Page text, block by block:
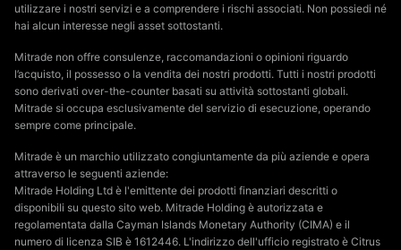
utilizzare i nostri servizi e a comprendere i rischi associati. Non possiedi né
hai alcun interesse negli asset sottostanti.
Mitrade non offre consulenze, raccomandazioni o opinioni riguardo
l’acquisto, il possesso o la vendita dei nostri prodotti. Tutti i nostri prodotti
sono derivati over-the-counter basati su attività sottostanti globali.
Mitrade si occupa esclusivamente del servizio di esecuzione, operando
sempre come principale.
Mitrade è un marchio utilizzato congiuntamente da più aziende e opera
attraverso le seguenti aziende:
Mitrade Holding Ltd è l'emittente dei prodotti finanziari descritti o
disponibili su questo sito web. Mitrade Holding è autorizzata e
regolamentata dalla Cayman Islands Monetary Authority (CIMA) e il
numero di licenza SIB è 1612446. L'indirizzo dell'ufficio registrato è Citrus